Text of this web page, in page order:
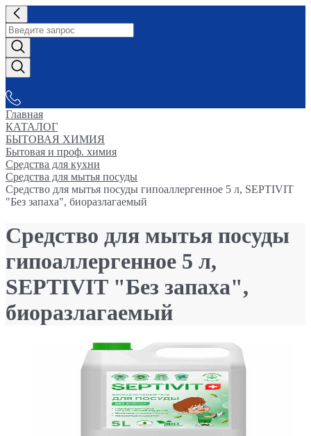
Главная
КАТАЛОГ
БЫТОВАЯ ХИМИЯ
Бытовая и проф. химия
Средства для кухни
Средства для мытья посуды
Средство для мытья посуды гипоаллергенное 5 л, SEPTIVIT
"Без запаха", биоразлагаемый
Средство для мытья посуды
гипоаллергенное 5 л,
SEPTIVIT "Без запаха",
биоразлагаемый